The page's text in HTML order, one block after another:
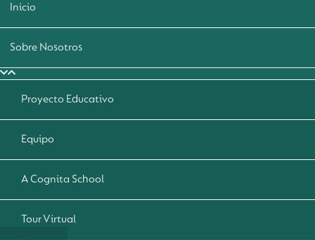
Inicio
Sobre Nosotros
Proyecto Educativo
Equipo
A Cognita School
Tour Virtual